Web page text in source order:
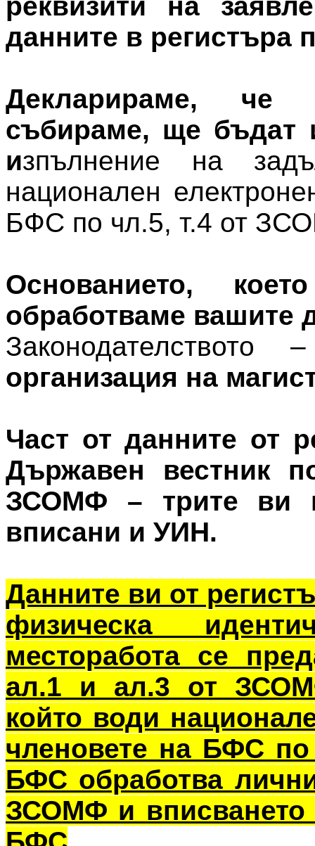
данните в
Декларираме, че
събираме, ще бъдат
изпълнение на
национален
БФС по чл.5, т.4 от
Основанието,
обработваме вашите
организация на
Част от данните от
Държавен вестник
ЗСОМФ – трите ви
вписани и УИН.
Данните ви от
физическа
месторабота се
ал.1 и ал.3 от
който води
членовете на БФС
БФС обработва
ЗСОМФ и вписването